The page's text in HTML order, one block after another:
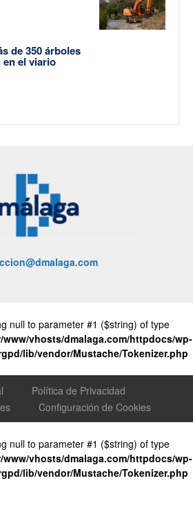
de 350 árboles
el viario
null to parameter #1 ($string) of type
www/vhosts/dmalaga.com/httpdocs/wp-
lib/vendor/Mustache/Tokenizer.php
Política de Privacidad
Configuración de Cookies
null to parameter #1 ($string) of type
www/vhosts/dmalaga.com/httpdocs/wp-
lib/vendor/Mustache/Tokenizer.php